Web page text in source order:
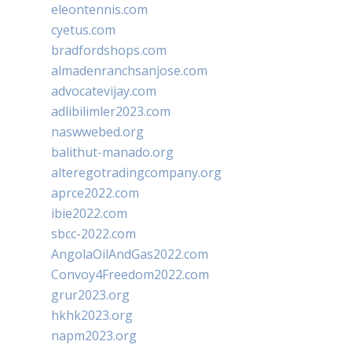
eleontennis.com
cyetus.com
bradfordshops.com
almadenranchsanjose.com
advocatevijay.com
adlibilimler2023.com
naswwebed.org
balithut-manado.org
alteregotradingcompany.org
aprce2022.com
ibie2022.com
sbcc-2022.com
AngolaOilAndGas2022.com
Convoy4Freedom2022.com
grur2023.org
hkhk2023.org
napm2023.org